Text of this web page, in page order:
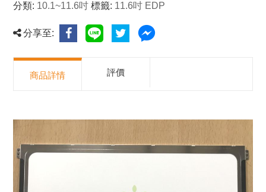
分類: 10.1~11.6吋 標籤: 11.6吋 EDP
分享至:
商品詳情 評價